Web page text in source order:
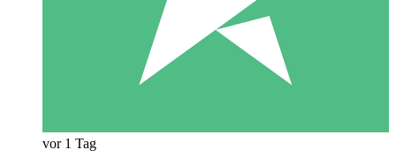
vor 1 Tag